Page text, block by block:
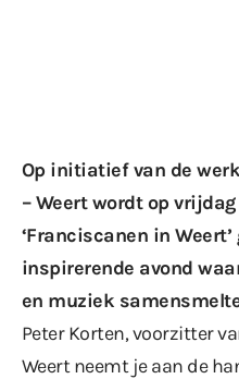
Op initiatief van de
– Weert wordt op
‘Franciscanen in
inspirerende avond
en muziek
Peter Korten, voorzitter
Weert neemt je aan de